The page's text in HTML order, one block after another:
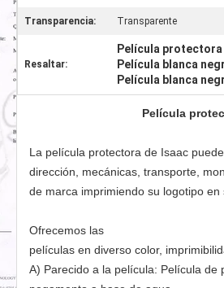
Transparencia: Transparente
Resaltar:
Película
Película blanca
Película blanca
Película
La película protectora de Isaac
dirección, mecánicas, transporte,
de marca imprimiendo su logotipo en
Ofrecemos las
películas en diverso color,
A) Parecido a la película: Película